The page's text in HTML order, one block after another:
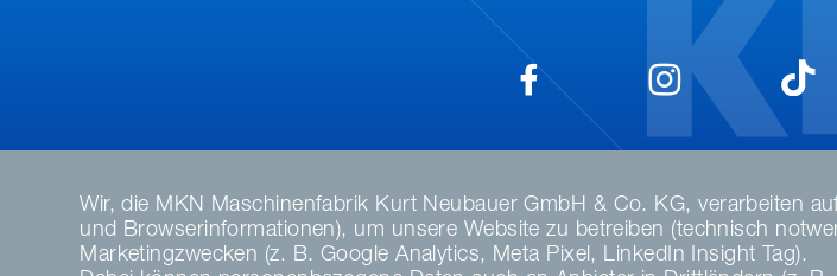
Wir, die MKN Maschinenfabrik Kurt Neubauer GmbH & Co. KG, verarbeiten
und Browserinformationen), um unsere Website zu betreiben (technisch
Marketingzwecken (z. B. Google Analytics, Meta Pixel, LinkedIn Insight Tag).